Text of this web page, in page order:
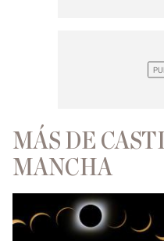
MÁS DE
MANCHA